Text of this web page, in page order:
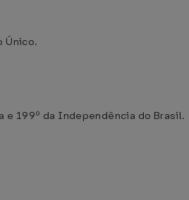
Único.
e 199º da Independência do Brasil.